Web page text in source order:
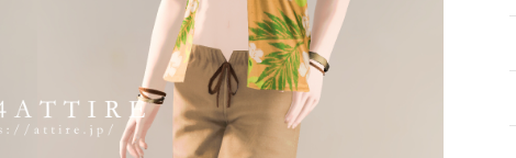
頭装備ギミックあり
ノースリーブ